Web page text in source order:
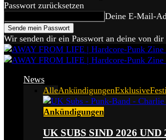
Passwort zurücksetzen
Deine E-Mail-
Wir senden dir ein Passwort an deine von
News
AlleAnkündigungenExklusive
Ankündigungen
UK SUBS SIND 2026